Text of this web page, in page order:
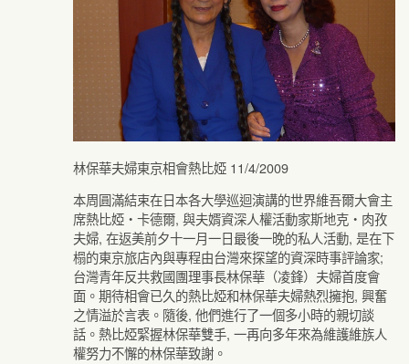
林保華夫婦東京相會熱比婭 11/4/2009
本周圓滿結束在日本各大學巡迴演講的世界維吾爾大會主
席熱比婭‧卡德爾, 與夫婿資深人權活動家斯地克‧肉孜
夫婦, 在返美前夕十一月一日最後一晚的私人活動, 是在下
榻的東京旅店內與專程由台灣來探望的資深時事評論家;
台灣青年反共救國團理事長林保華（凌鋒）夫婦首度會
面。期待相會已久的熱比婭和林保華夫婦熱烈擁抱, 興奮
之情溢於言表。隨後, 他們進行了一個多小時的親切談
話。熱比婭緊握林保華雙手, 一再向多年來為維護維族人
權努力不懈的林保華致謝。